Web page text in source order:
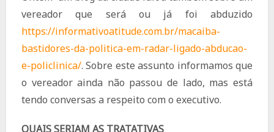
vereador que será ou já foi abduzido
https://informativoatitude.com.br/macaiba-
bastidores-da-politica-em-radar-ligado-abducao-
e-policlinica/. Sobre este assunto informamos que
o vereador ainda não passou de lado, mas está
tendo conversas a respeito com o executivo.
QUAIS SERIAM AS TRATATIVAS